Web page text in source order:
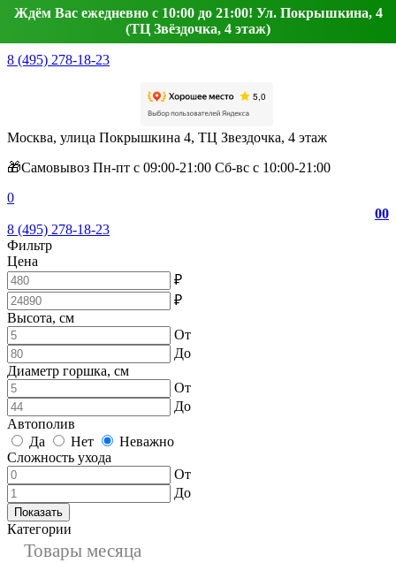
Ждём Вас ежедневно с 10:00 до 21:00! Ул. Покрышкина, 4
(ТЦ Звёздочка, 4 этаж)
8 (495) 278-18-23
Москва, улица Покрышкина 4, ТЦ Звездочка, 4 этаж
🎁Самовывоз Пн-пт с 09:00-21:00 Сб-вс с 10:00-21:00
0
00
8 (495) 278-18-23
Фильтр
Цена
₽
₽
Высота, см
От
До
Диаметр горшка, см
От
До
Автополив
Да
Нет
Неважно
Сложность ухода
От
До
Показать
Категории
Товары месяца